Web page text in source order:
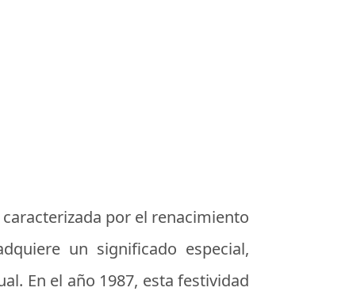
por el renacimiento
un significado especial,
En el año 1987, esta festividad